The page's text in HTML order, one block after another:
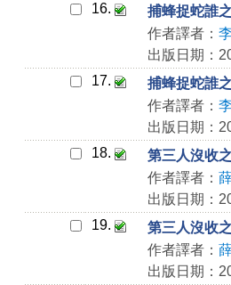
16.
捕蜂捉蛇誰
作者譯者：
出版日期：
17.
捕蜂捉蛇誰
作者譯者：
出版日期：
18.
第三人沒收
作者譯者：
出版日期：
19.
第三人沒收
作者譯者：
出版日期：